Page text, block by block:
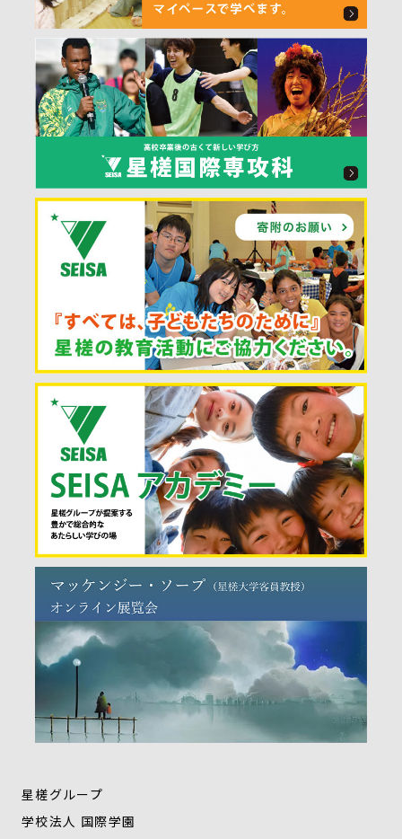
星槎グループ
学校法人 国際学園